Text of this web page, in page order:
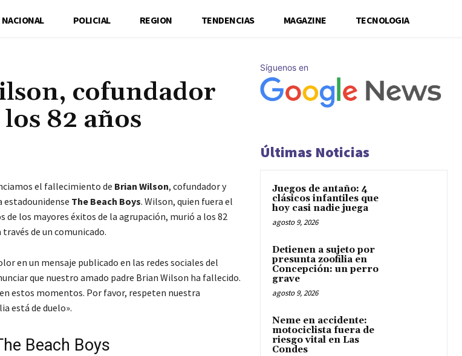
NACIONAL POLICIAL REGION TENDENCIAS MAGAZINE TECNOLOGIA
cofundador
82 años
el fallecimiento de Brian Wilson, cofundador y
estadounidense The Beach Boys. Wilson, quien fuera el
de los mayores éxitos de la agrupación, murió a los 82
de un comunicado.
en un mensaje publicado en las redes sociales del
que nuestro amado padre Brian Wilson ha fallecido.
estos momentos. Por favor, respeten nuestra
está de duelo».
Beach Boys
Síguenos en
Últimas Noticias
Juegos de antaño: 4
clásicos infantiles que
hoy casi nadie juega
agosto 9, 2026
Detienen a sujeto por
presunta zoofilia en
Concepción: un perro
grave
agosto 9, 2026
Neme en accidente:
motociclista fuera de
riesgo vital en Las
Condes